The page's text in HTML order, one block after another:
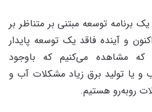
برنامه توسعه مبتنی بر متناظر بر
و آینده فاقد یک توسعه پایدار
مشاهده می‌کنیم که باوجود
یا تولید برق زیاد مشکلات آب و
روبه‌رو هستیم.